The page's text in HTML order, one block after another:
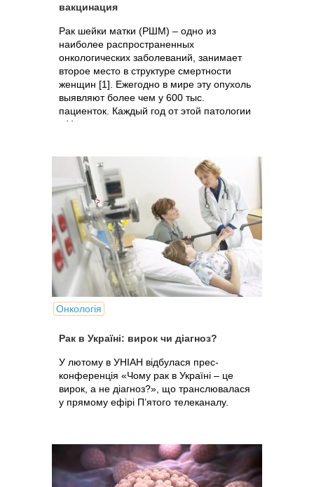
вакцинация
Рак шейки матки (РШМ) – одно из
наиболее распространенных
онкологических заболеваний, занимает
второе место в структуре смертности
женщин [1]. Ежегодно в мире эту опухоль
выявляют более чем у 600 тыс.
пациенток. Каждый год от этой патологии
в Украине...
Онкологія
Рак в Україні: вирок чи діагноз?
У лютому в УНІАН відбулася прес-
конференція «Чому рак в Україні – це
вирок, а не діагноз?», що транслювалася
у прямому ефірі П’ятого телеканалу.